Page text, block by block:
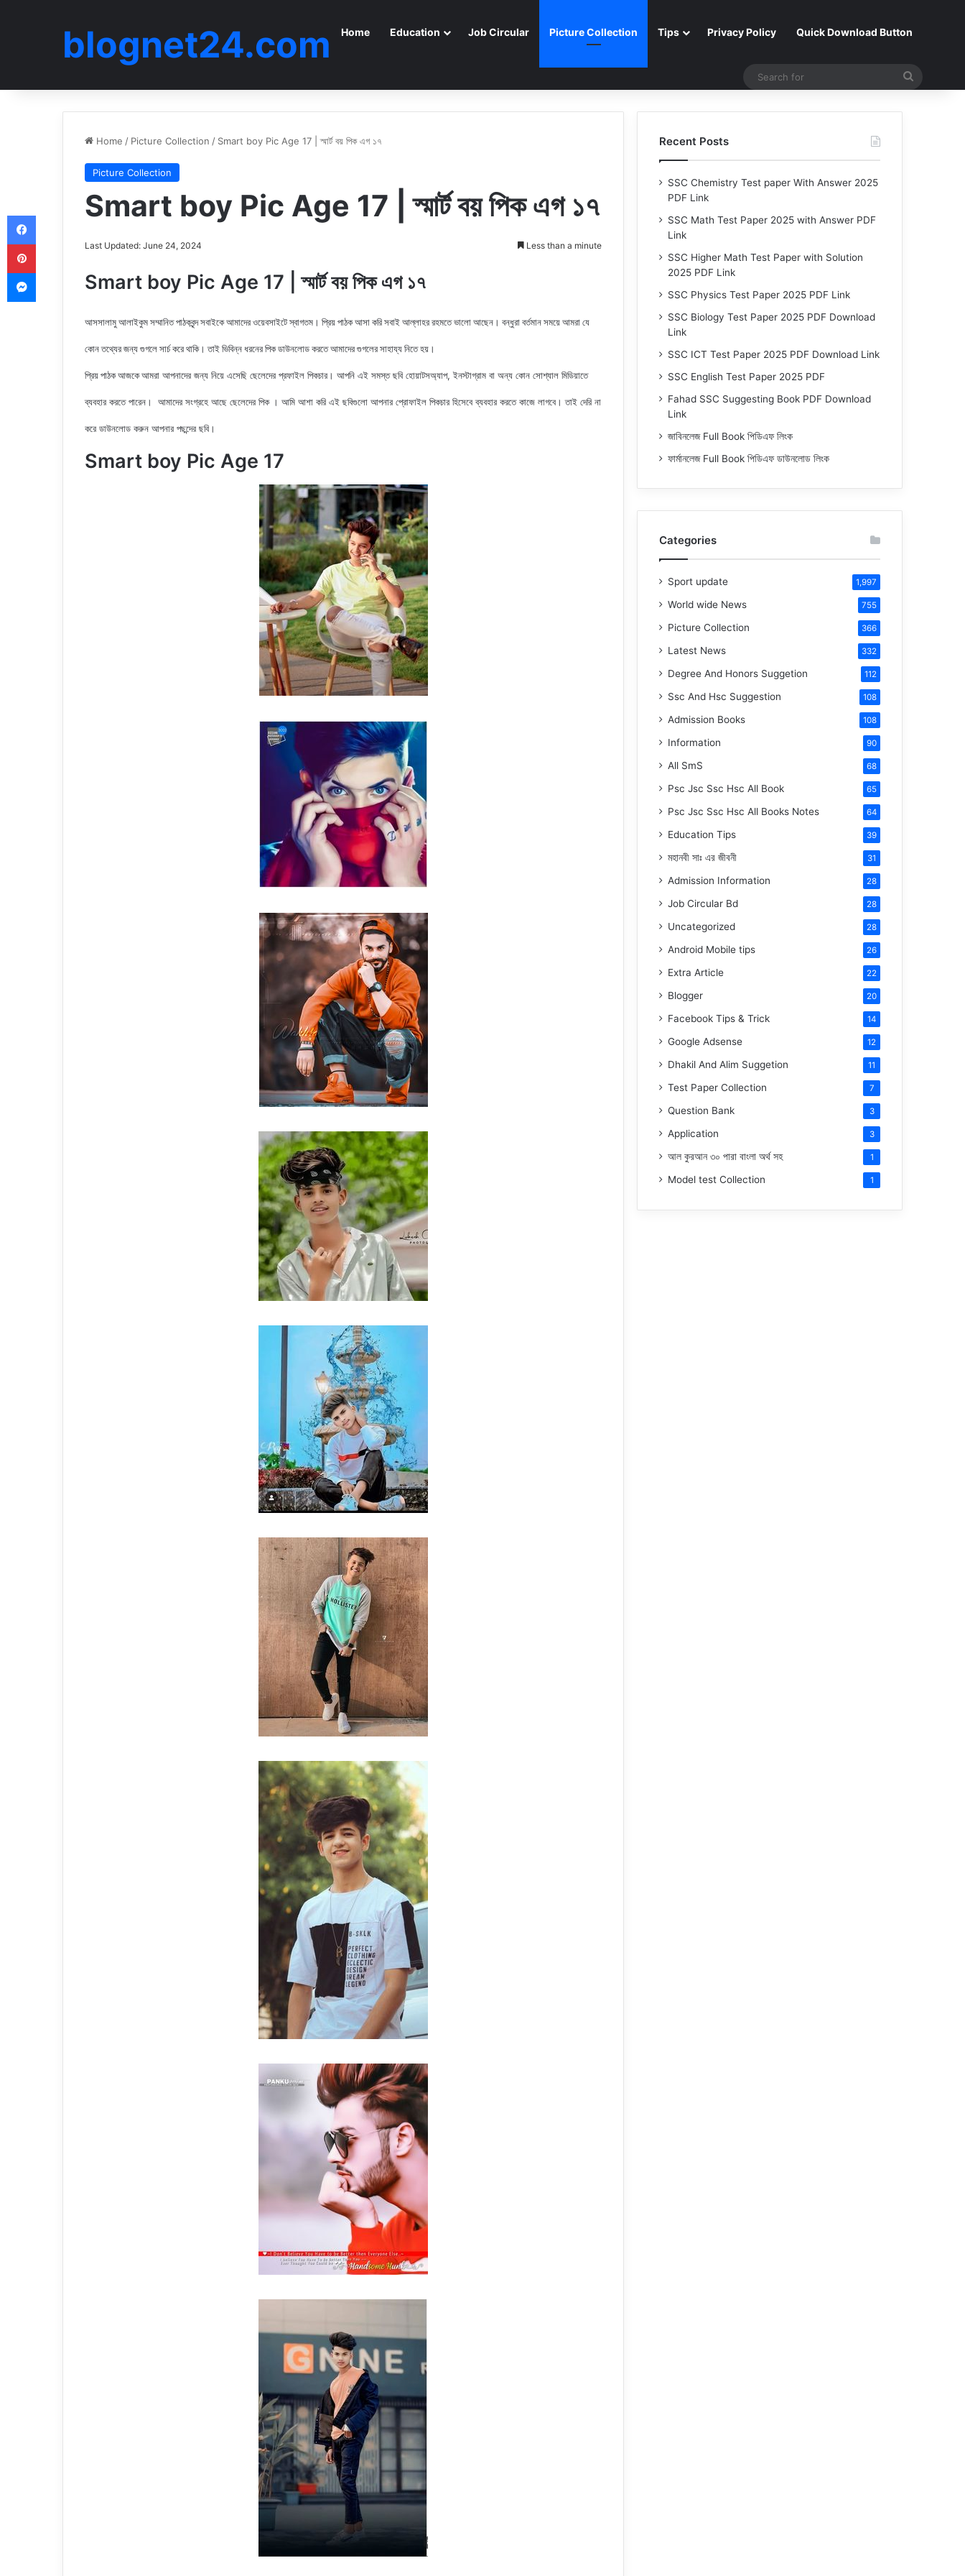
blognet24.com Home Education Job Circular Picture Collection Tips Privacy Policy Quick Download Button
Home / Picture Collection / Smart boy Pic Age 17 | স্মার্ট বয় পিক এগ ১৭
Picture Collection
Smart boy Pic Age 17 | স্মার্ট বয় পিক এগ ১৭
Last Updated: June 24, 2024 Less than a minute
Smart boy Pic Age 17 | স্মার্ট বয় পিক এগ ১৭
আসসালামু আলাইকুম সম্মানিত পাঠকবৃন্দ সবাইকে আমাদের ওয়েবসাইটে স্বাগতম। প্রিয় পাঠক আসা করি সবাই আল্লাহর রহমতে ভালো আছেন। বন্ধুরা বর্তমান সময়ে আমরা যে
কোন তথ্যের জন্য গুগলে সার্চ করে থাকি। তাই ভিবিন্ন ধরনের পিক ডাউনলোড করতে আমাদের গুগলের সাহায্য নিতে হয়।
প্রিয় পাঠক আজকেআমরা আপনাদের জন্য নিয়ে এসেছি ছেলেদের প্রফাইল পিকচার। আপনি এই সমস্ত ছবি হোয়াটসঅ্যাপ, ইনস্টাগ্রাম বা অন্য কোন সোশ্যাল মিডিয়াতে
ব্যবহার করতে পারেন। আমাদের সংগ্রহে আছে ছেলেদের পিক । আমি আশা করি এই ছবিগুলো আপনার প্রোফাইল পিকচার হিসেবে ব্যবহার করতে কাজে লাগবে। তাই দেরি না
করে ডাউনলোড করুন আপনার পছন্দের ছবি।
Smart boy Pic Age 17
Recent Posts
SSC Chemistry Test paper With Answer 2025
PDF Link
SSC Math Test Paper 2025 with Answer PDF
Link
SSC Higher Math Test Paper with Solution
2025 PDF Link
SSC Physics Test Paper 2025 PDF Link
SSC Biology Test Paper 2025 PDF Download
Link
SSC ICT Test Paper 2025 PDF Download Link
SSC English Test Paper 2025 PDF
Fahad SSC Suggesting Book PDF Download
Link
জাবিনলেজ Full Book পিডিএফ লিংক
ফার্মানলেজ Full Book পিডিএফ ডাউনলোড লিংক
Categories
Sport update 1,997
World wide News 755
Picture Collection 366
Latest News 332
Degree And Honors Suggetion 112
Ssc And Hsc Suggestion 108
Admission Books 108
Information 90
All SmS 68
Psc Jsc Ssc Hsc All Book 65
Psc Jsc Ssc Hsc All Books Notes 64
Education Tips 39
মহানবীসাঃ এর জীবনী 31
Admission Information 28
Job Circular Bd 28
Uncategorized 28
Android Mobile tips 26
Extra Article 22
Blogger 20
Facebook Tips & Trick 14
Google Adsense 12
Dhakil And Alim Suggetion 11
Test Paper Collection 7
Question Bank 3
Application 3
আল কুরআন ৩০ পারা বাংলা অর্থ সহ 1
Model test Collection 1
Facebook
Pinterest
Messenger